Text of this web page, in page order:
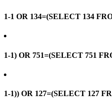
1-1 OR 134=(SELECT 134
1-1) OR 751=(SELECT 751
1-1)) OR 127=(SELECT 127